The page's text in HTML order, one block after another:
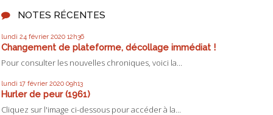
NOTES RÉCENTES
lundi 24 février 2020 12h36
Changement de plateforme, décollage immédiat !
Pour consulter les nouvelles chroniques, voici la...
lundi 17 février 2020 09h13
Hurler de peur (1961)
Cliquez sur l'image ci-dessous pour accéder à la...